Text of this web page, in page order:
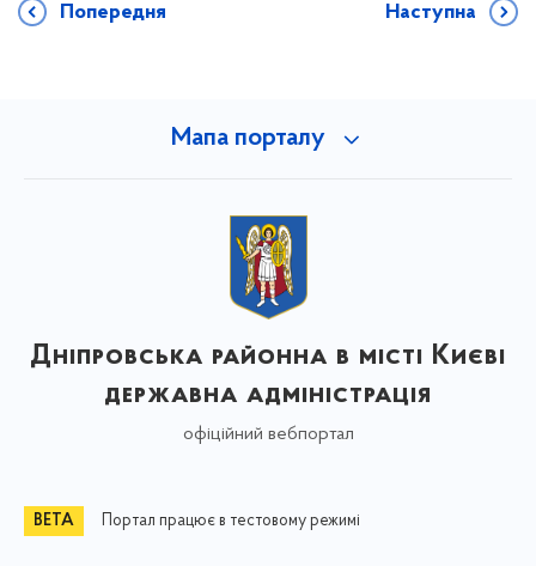
Попередня Наступна
Мапа порталу
Дніпровська районна в місті Києві
державна адміністрація
офіційний вебпортал
Портал працює в тестовому режимі